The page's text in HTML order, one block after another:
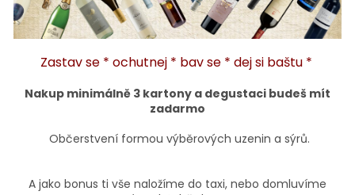
Zastav se * ochutnej * bav se * dej si baštu *
Nakup minimálně 3 kartony a degustaci budeš mít
zadarmo
Občerstvení formou výběrových uzenin a sýrů.
A jako bonus ti vše naložíme do taxi, nebo domluvíme